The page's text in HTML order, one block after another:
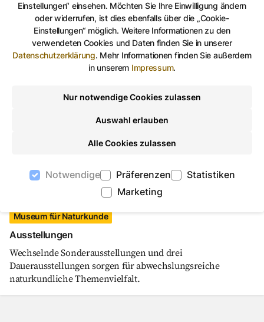
Einstellungen“ einsehen. Möchten Sie Ihre Einwilligung ändern
oder widerrufen, ist dies ebenfalls über die „Cookie-
Einstellungen“ möglich. Weitere Informationen zu den
verwendeten Cookies und Daten finden Sie in unserer
Datenschutzerklärung. Mehr Informationen finden Sie außerdem
in unserem Impressum.
Nur notwendige Cookies zulassen
Auswahl erlauben
Alle Cookies zulassen
Notwendige Präferenzen
Statistiken
Marketing
Museum für Naturkunde
Die Lebensräume Ostthüringens, regionale Flora, Fauna
und Geologie, die Minerale der Erde und wechselnde
naturkundliche Sonderausstellungen: Herzlich
Willkommen im Museum für Naturkunde.
Ausstellungen, Museum für Naturkunde,
Museum für Naturkunde
Ausstellungen
Wechselnde Sonderausstellungen und drei
Dauerausstellungen sorgen für abwechslungsreiche
naturkundliche Themenvielfalt.